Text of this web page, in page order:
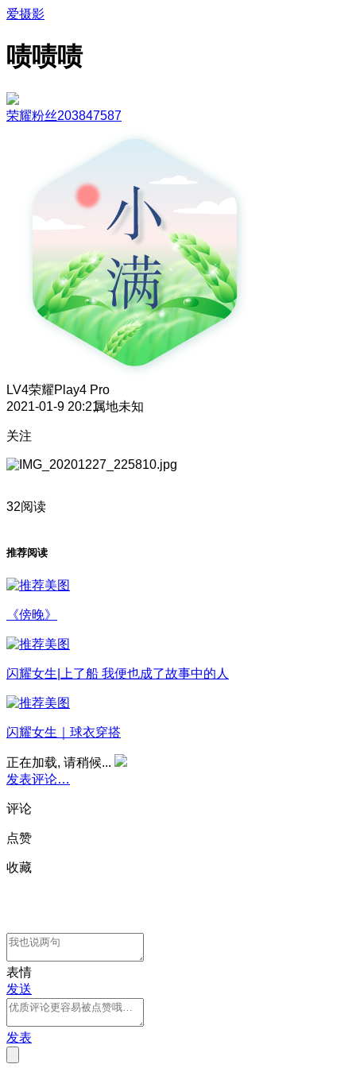
爱摄影
啧啧啧
荣耀粉丝203847587
LV4荣耀Play4 Pro
2021-01-9 20:21属地未知
关注
32阅读
推荐阅读
《傍晚》
闪耀女生|上了船 我便也成了故事中的人
闪耀女生｜球衣穿搭
正在加载, 请稍候...
发表评论…
评论
点赞
收藏
表情
发送
发表